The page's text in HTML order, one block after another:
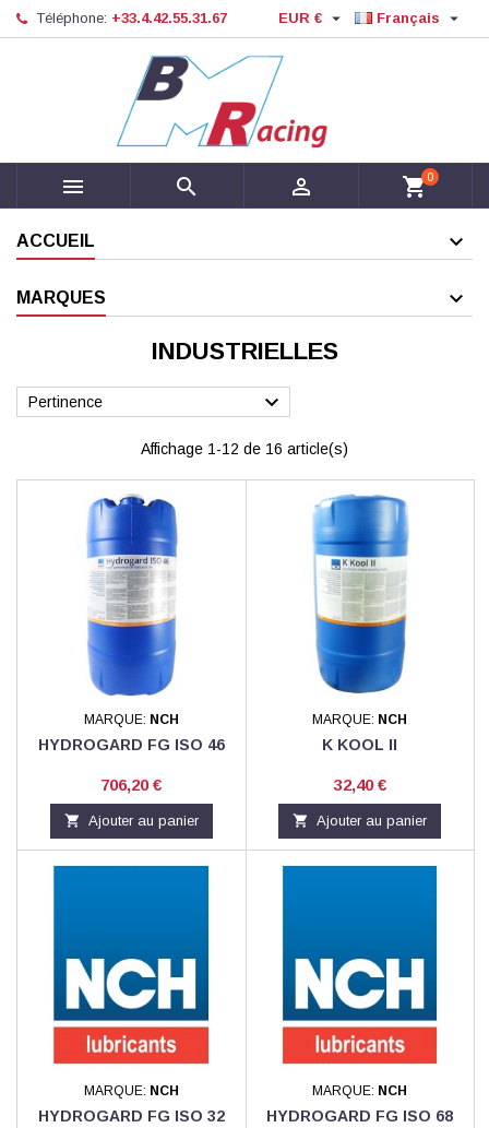
Téléphone: +33.4.42.55.31.67 Français 
EUR € 
   shopping_cart0
ACCUEIL
MARQUES
INDUSTRIELLES
Pertinence 
Affichage 1-12 de 16 article(s)
MARQUE: NCH
HYDROGARD FG ISO 46
Prix
706,20 €
 Ajouter au panier
MARQUE: NCH
K KOOL II
Prix
32,40 €
 Ajouter au panier
MARQUE: NCH
HYDROGARD FG ISO 32
MARQUE: NCH
HYDROGARD FG ISO 68